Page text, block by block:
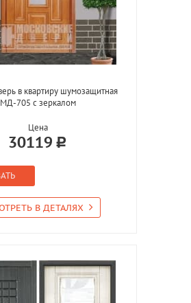
в квартиру шумозащитная
МД-705 с зеркалом
Цена
30119
В ДЕТАЛЯХ